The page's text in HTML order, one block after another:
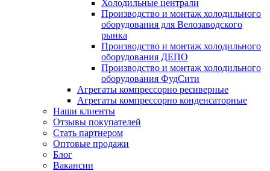
Холодильные централи
Производство и монтаж холодильного
оборудования для Велозаводского
рынка
Производство и монтаж холодильного
оборудования ДЕПО
Производство и монтаж холодильного
оборудования ФудСити
Агрегаты компрессорно ресиверные
Агрегаты компрессорно конденсаторные
Наши клиенты
Отзывы покупателей
Стать партнером
Оптовые продажи
Блог
Вакансии